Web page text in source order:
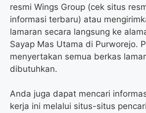
resmi Wings Group (cek situs
informasi terbaru) atau
lamaran secara langsung ke
Sayap Mas Utama di Purworejo.
menyertakan semua berkas
dibutuhkan.
Anda juga dapat mencari
kerja ini melalui situs-situs